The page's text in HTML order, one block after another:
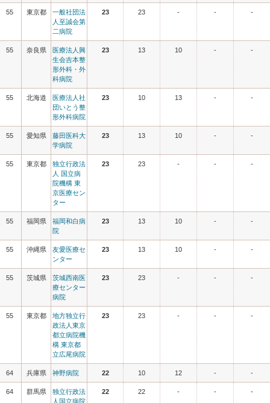
55 東京都
一般社団法
人至誠会第
二病院
23 23 - - -
55 奈良県
医療法人興
生会吉本整
形外科・外
科病院
23 13 10 - -
55 北海道
医療法人社
団いとう整
形外科病院
23 10 13 - -
55 愛知県
藤田医科大
学病院
23 13 10 - -
55 東京都
独立行政法
人 国立病
院機構 東
京医療セン
ター
23 23 - - -
55 福岡県
福岡和白病
院
23 13 10 - -
55 沖縄県
友愛医療セ
ンター
23 13 10 - -
55 茨城県
茨城西南医
療センター
病院
23 23 - - -
55 東京都
地方独立行
政法人東京
都立病院機
構 東京都
立広尾病院
23 23 - - -
64 兵庫県 神野病院 22 10 12 - -
64 群馬県
独立行政法
人国立病院
22 22 - - -